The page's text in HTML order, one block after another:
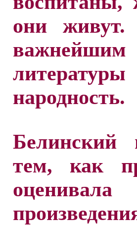
они живут.
народность.
Белинский
тем, как
оценивала